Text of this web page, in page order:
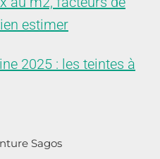
estimer
2025 : les teintes à
Sagos